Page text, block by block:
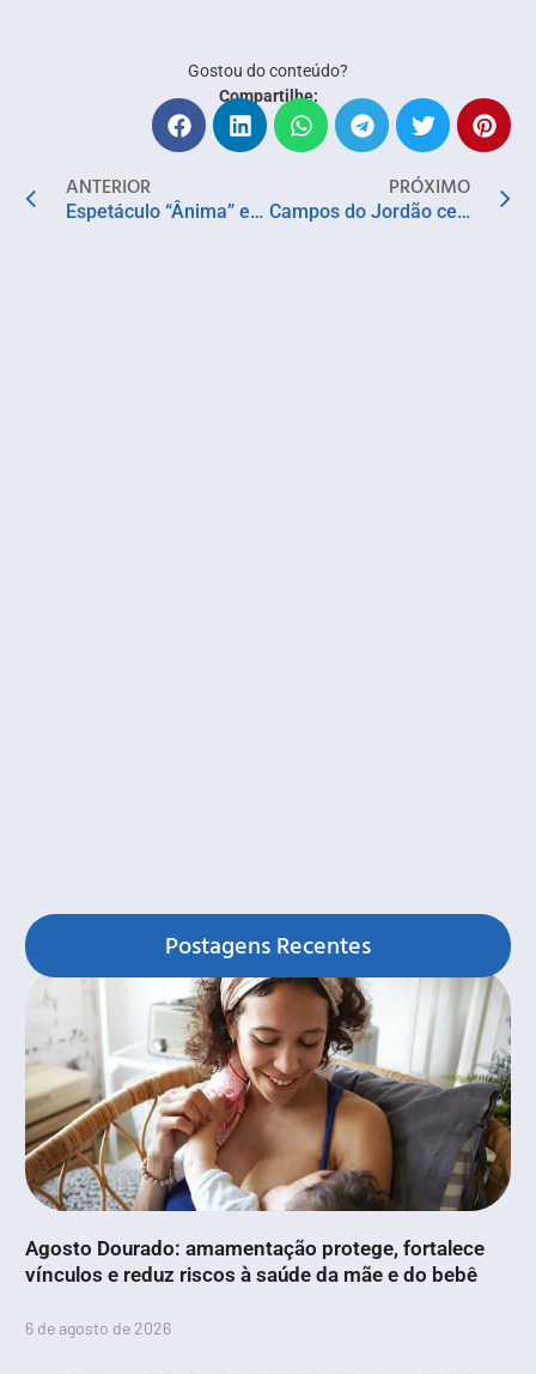
Gostou do conteúdo?
Compartilhe:
ANTERIOR
Espetáculo “Ânima” estreia em Salvador com monólogo sobre mulheres que marcaram a história
PRÓXIMO
Campos do Jordão celebra a florada das cerejeiras com cultura japonesa e tradições
Postagens Recentes
Agosto Dourado: amamentação protege, fortalece
vínculos e reduz riscos à saúde da mãe e do bebê
6 de agosto de 2026